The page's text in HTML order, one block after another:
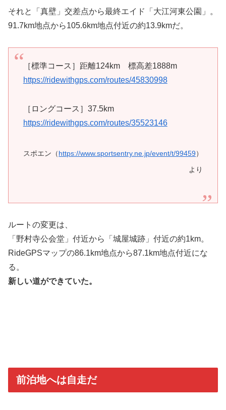
それと「真壁」交差点から最終エイド「大江河東公園」。
91.7km地点から105.6km地点付近の約13.9kmだ。
［標準コース］距離124km 標高差1888m
https://ridewithgps.com/routes/45830998
［ロングコース］37.5km
https://ridewithgps.com/routes/35523146
スポエン（https://www.sportsentry.ne.jp/event/t/99459）
より
ルートの変更は、
「野村寺公会堂」付近から「城屋城跡」付近の約1km。
RideGPSマップの86.1km地点から87.1km地点付近にな
る。
新しい道ができていた。
前泊地へは自走だ